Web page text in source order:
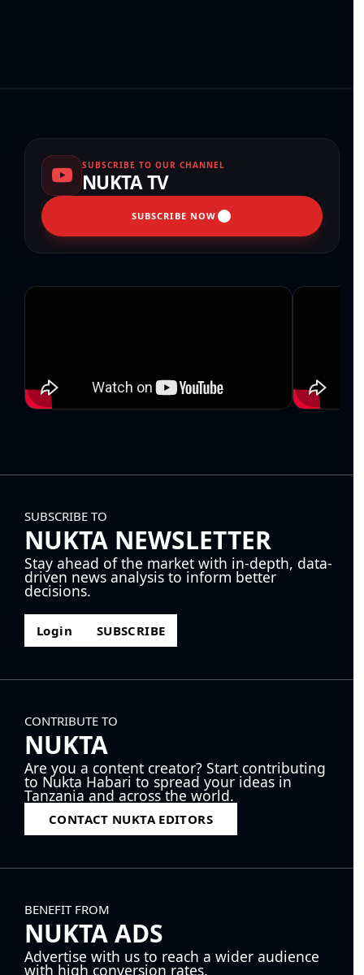
SUBSCRIBE TO OUR CHANNEL
NUKTA TV
SUBSCRIBE NOW
SUBSCRIBE TO
NUKTA NEWSLETTER
Stay ahead of the market with in-depth, data-
driven news analysis to inform better
decisions.
Login SUBSCRIBE
CONTRIBUTE TO
NUKTA
Are you a content creator? Start contributing
to Nukta Habari to spread your ideas in
Tanzania and across the world.
CONTACT NUKTA EDITORS
BENEFIT FROM
NUKTA ADS
Advertise with us to reach a wider audience
with high conversion rates.